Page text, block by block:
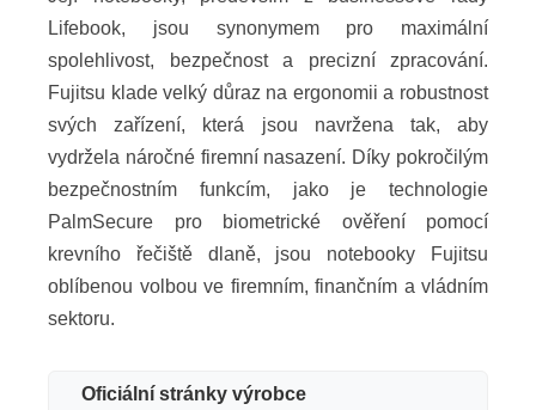
Lifebook, jsou synonymem pro maximální
spolehlivost, bezpečnost a precizní zpracování.
Fujitsu klade velký důraz na ergonomii a robustnost
svých zařízení, která jsou navržena tak, aby
vydržela náročné firemní nasazení. Díky pokročilým
bezpečnostním funkcím, jako je technologie
PalmSecure pro biometrické ověření pomocí
krevního řečiště dlaně, jsou notebooky Fujitsu
oblíbenou volbou ve firemním, finančním a vládním
sektoru.
Oficiální stránky výrobce